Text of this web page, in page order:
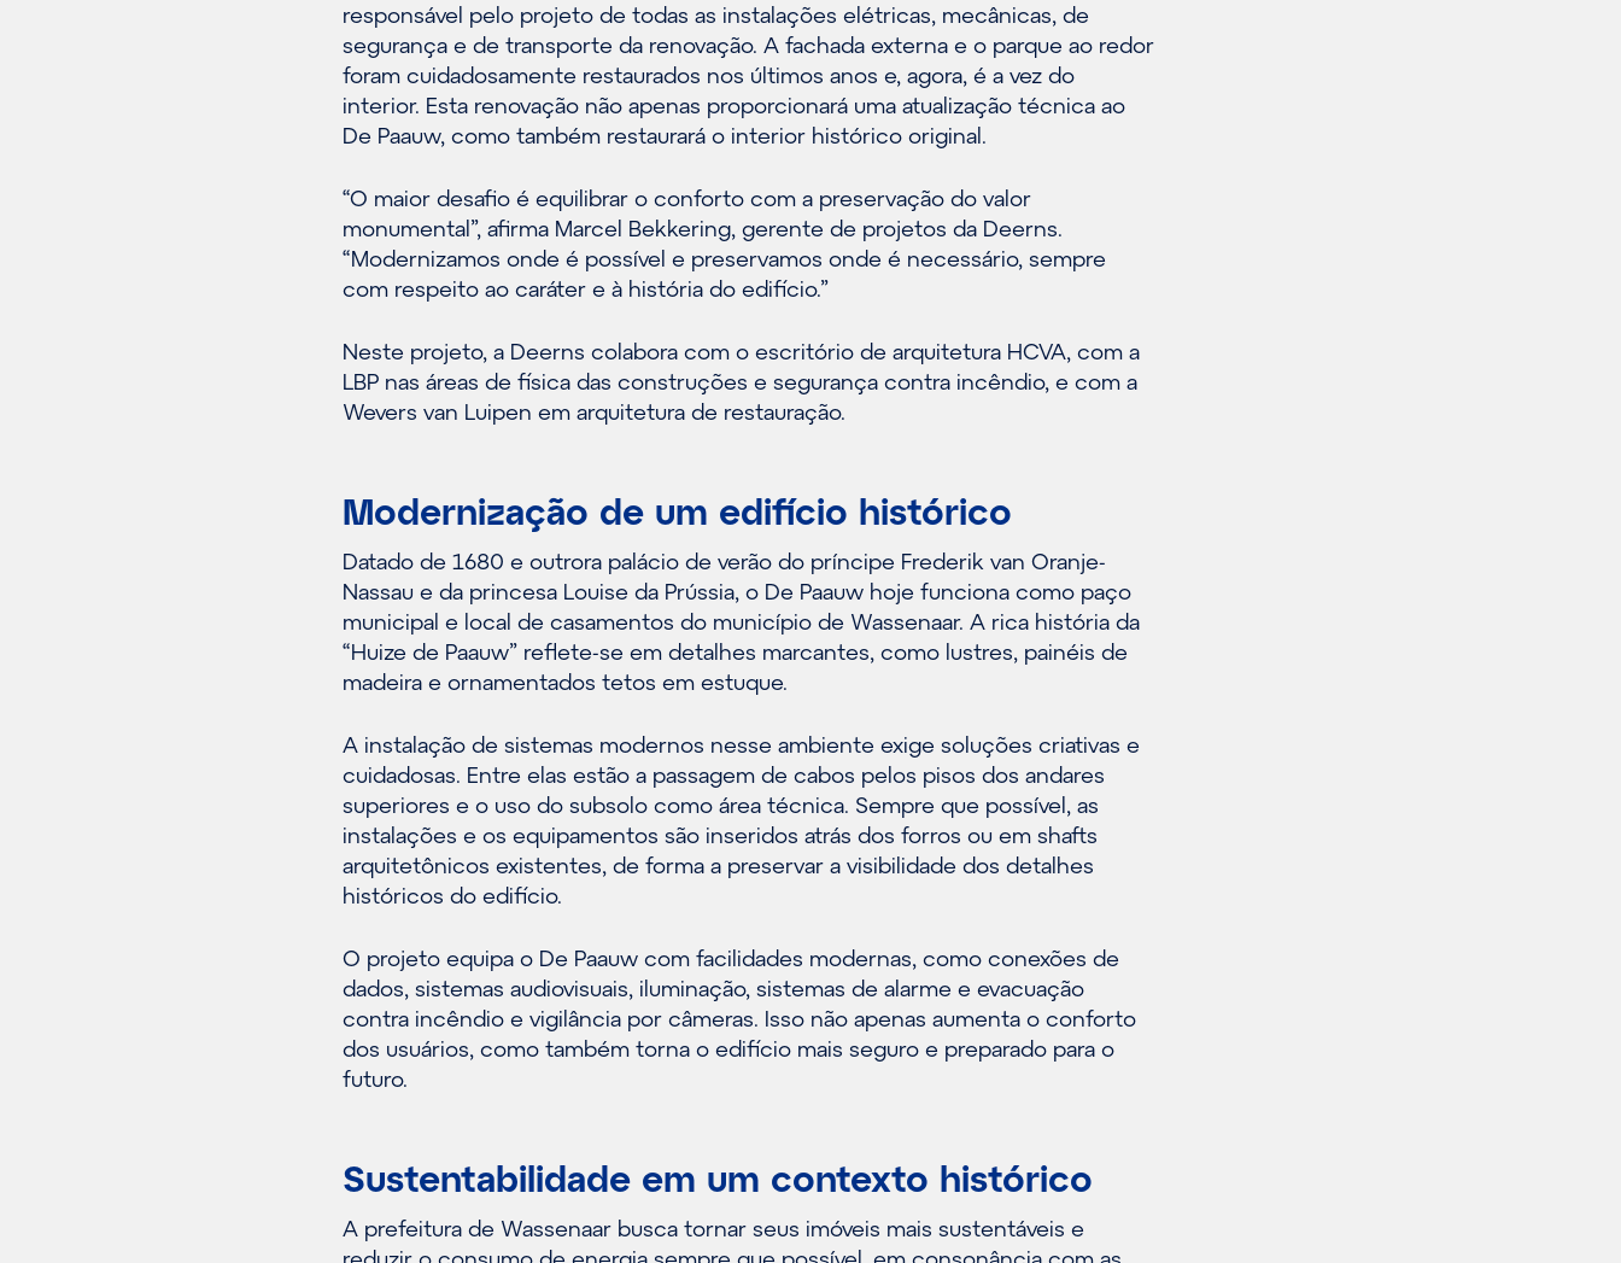
responsável pelo projeto de todas as instalações elétricas, mecânicas, de
segurança e de transporte da renovação. A fachada externa e o parque ao redor
foram cuidadosamente restaurados nos últimos anos e, agora, é a vez do
interior. Esta renovação não apenas proporcionará uma atualização técnica ao
De Paauw, como também restaurará o interior histórico original.
“O maior desafio é equilibrar o conforto com a preservação do valor
monumental”, afirma Marcel Bekkering, gerente de projetos da Deerns.
“Modernizamos onde é possível e preservamos onde é necessário, sempre
com respeito ao caráter e à história do edifício.”
Neste projeto, a Deerns colabora com o escritório de arquitetura HCVA, com a
LBP nas áreas de física das construções e segurança contra incêndio, e com a
Wevers van Luipen em arquitetura de restauração.
Modernização de um edifício histórico
Datado de 1680 e outrora palácio de verão do príncipe Frederik van Oranje-
Nassau e da princesa Louise da Prússia, o De Paauw hoje funciona como paço
municipal e local de casamentos do município de Wassenaar. A rica história da
“Huize de Paauw” reflete-se em detalhes marcantes, como lustres, painéis de
madeira e ornamentados tetos em estuque.
A instalação de sistemas modernos nesse ambiente exige soluções criativas e
cuidadosas. Entre elas estão a passagem de cabos pelos pisos dos andares
superiores e o uso do subsolo como área técnica. Sempre que possível, as
instalações e os equipamentos são inseridos atrás dos forros ou em shafts
arquitetônicos existentes, de forma a preservar a visibilidade dos detalhes
históricos do edifício.
O projeto equipa o De Paauw com facilidades modernas, como conexões de
dados, sistemas audiovisuais, iluminação, sistemas de alarme e evacuação
contra incêndio e vigilância por câmeras. Isso não apenas aumenta o conforto
dos usuários, como também torna o edifício mais seguro e preparado para o
futuro.
Sustentabilidade em um contexto histórico
A prefeitura de Wassenaar busca tornar seus imóveis mais sustentáveis e